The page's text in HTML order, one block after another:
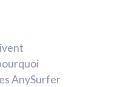
AnySurfer